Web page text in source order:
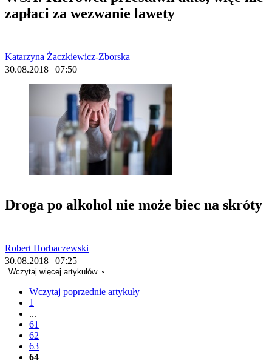
zapłaci za wezwanie lawety
Katarzyna Żaczkiewicz-Zborska
30.08.2018 | 07:50
Droga po alkohol nie może biec na skróty
Robert Horbaczewski
30.08.2018 | 07:25
Wczytaj więcej artykułów
Wczytaj poprzednie artykuły
1
...
61
62
63
64